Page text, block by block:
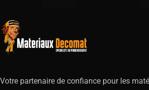
Votre partenaire de confiance pour les